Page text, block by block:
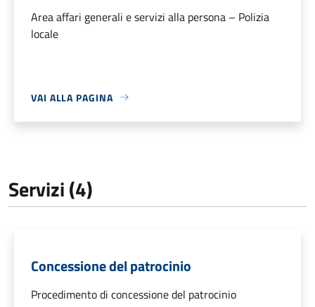
Area affari generali e servizi alla persona – Polizia
locale
VAI ALLA PAGINA
Servizi (4)
Concessione del patrocinio
Procedimento di concessione del patrocinio